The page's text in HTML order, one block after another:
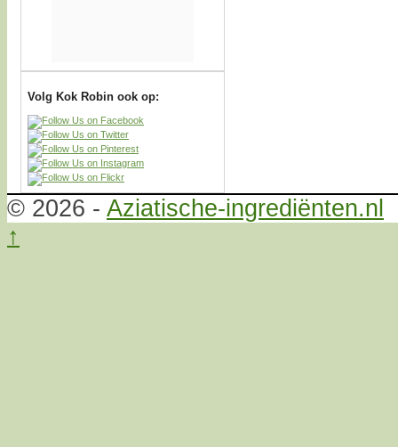
Volg Kok Robin ook op:
© 2026 - Aziatische-ingrediënten.nl
↑